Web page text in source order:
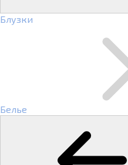
Блузки
Белье